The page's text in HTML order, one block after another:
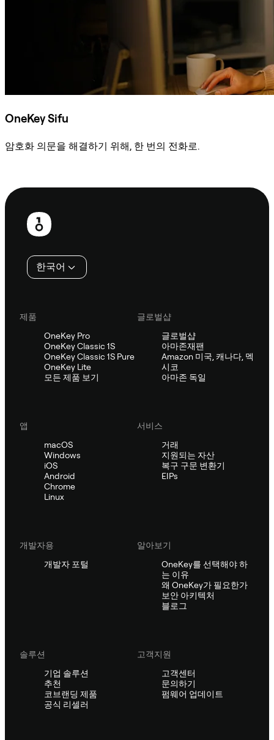
OneKey Sifu
암호화 의문을 해결하기 위해, 한 번의 전화로.
보
한국어
제품
OneKey Pro
OneKey Classic 1S
OneKey Classic 1S Pure
OneKey Lite
모든 제품 보기
글로벌샵
글로벌샵
아마존재팬
Amazon 미국, 캐나다, 멕
시코
아마존 독일
앱
macOS
Windows
iOS
Android
Chrome
Linux
서비스
거래
지원되는 자산
복구 구문 변환기
EIPs
개발자용
개발자 포털
알아보기
OneKey를 선택해야 하
는 이유
왜 OneKey가 필요한가
보안 아키텍처
블로그
솔루션
기업 솔루션
추천
코브랜딩 제품
공식 리셀러
고객지원
고객센터
문의하기
펌웨어 업데이트